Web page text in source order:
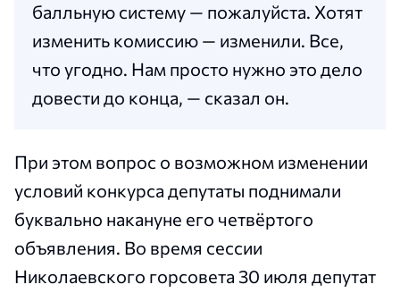
балльную систему — пожалуйста. Хотят
изменить комиссию — изменили. Все,
что угодно. Нам просто нужно это дело
довести до конца, — сказал он.
При этом вопрос о возможном изменении
условий конкурса депутаты поднимали
буквально накануне его четвёртого
объявления. Во время сессии
Николаевского горсовета 30 июля депутат